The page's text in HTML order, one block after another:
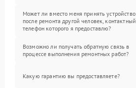
Может ли вместо меня принять устройство
после ремонта другой человек, контактный
телефон которого я предоставлю?
Возможно ли получать обратную связь в
процессе выполнения ремонтных работ?
Какую гарантию вы предоставляете?